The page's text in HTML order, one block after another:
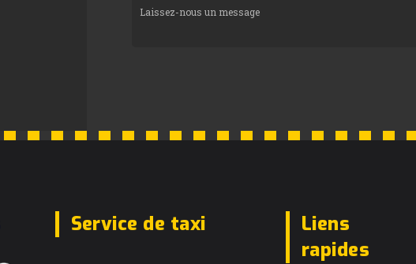
Service de taxi
Liens
rapides